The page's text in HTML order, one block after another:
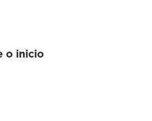
o inicio